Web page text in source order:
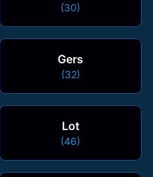
(30)
Gers
(32)
Lot
(46)